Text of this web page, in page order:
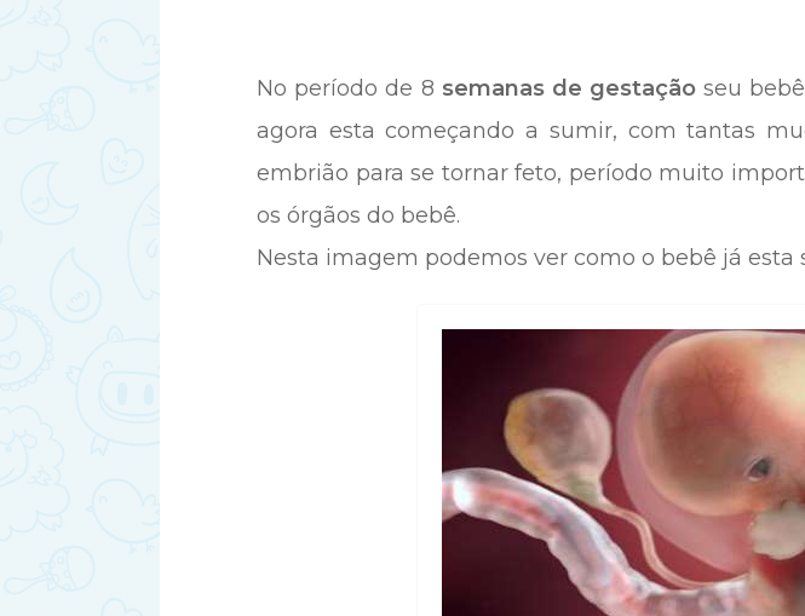
No período de 8 semanas de gestação seu
agora esta começando a sumir, com tantas
embrião para se tornar feto, período muito
os órgãos do bebê.
Nesta imagem podemos ver como o bebê já esta